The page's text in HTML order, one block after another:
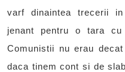
varf dinaintea trecerii
jenant pentru o tara
Comunistii nu erau
daca tinem cont si de